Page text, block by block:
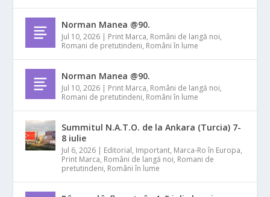
Norman Manea @90.
Jul 10, 2026 | Print Marca, Români de langă noi,
Romani de pretutindeni, Români în lume
Norman Manea @90.
Jul 10, 2026 | Print Marca, Români de langă noi,
Romani de pretutindeni, Români în lume
Summitul N.A.T.O. de la Ankara (Turcia) 7-
8 iulie
Jul 6, 2026 | Editorial, Important, Marca-Ro în Europa,
Print Marca, Români de langă noi, Romani de
pretutindeni, Români în lume